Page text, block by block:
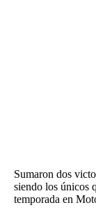
Sumaron dos
siendo los únicos
temporada en